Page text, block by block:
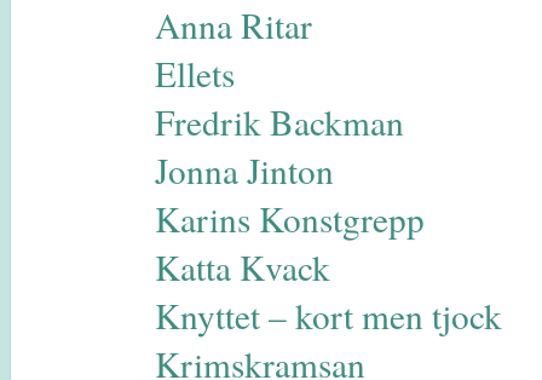
Anna Ritar
Ellets
Fredrik Backman
Jonna Jinton
Karins Konstgrepp
Katta Kvack
Knyttet – kort men tjock
Krimskramsan